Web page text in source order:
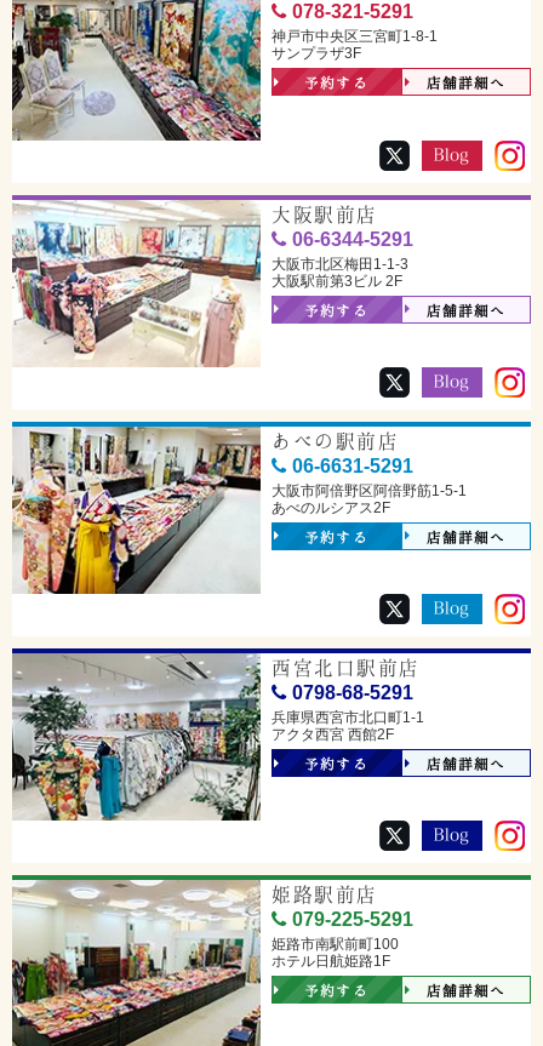
078-321-5291
神戸市中央区三宮町1-8-1
サンプラザ3F
予約する 店舗詳細へ
大阪駅前店
06-6344-5291
大阪市北区梅田1-1-3
大阪駅前第3ビル 2F
予約する 店舗詳細へ
あべの駅前店
06-6631-5291
大阪市阿倍野区阿倍野筋1-5-1
あべのルシアス2F
予約する 店舗詳細へ
西宮北口駅前店
0798-68-5291
兵庫県西宮市北口町1-1
アクタ西宮 西館2F
予約する 店舗詳細へ
姫路駅前店
079-225-5291
姫路市南駅前町100
ホテル日航姫路1F
予約する 店舗詳細へ